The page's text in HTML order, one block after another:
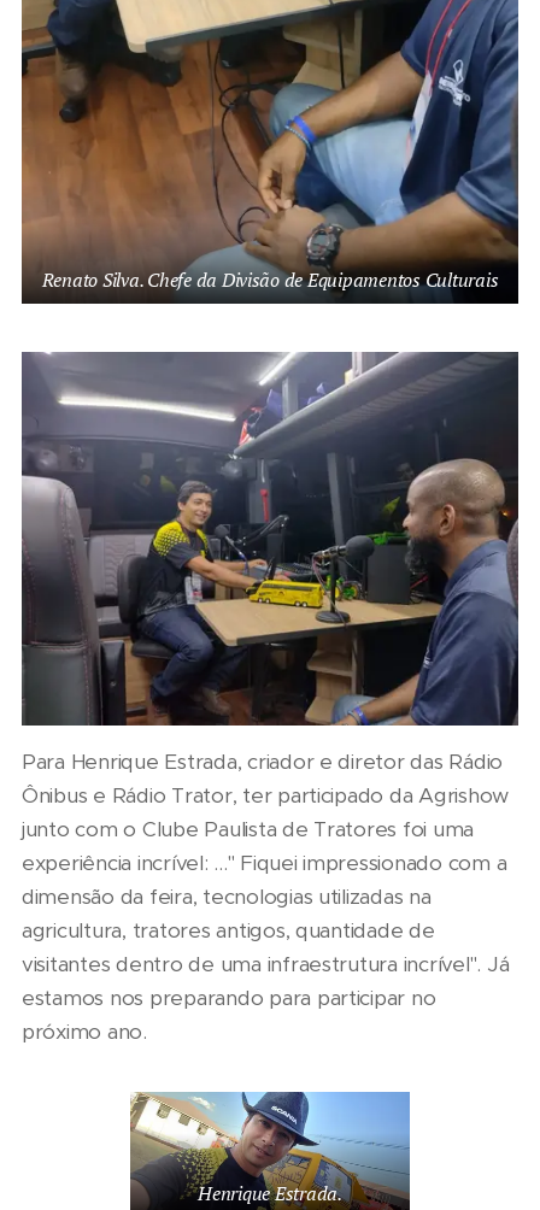
Renato Silva. Chefe da Divisão de Equipamentos Culturais
Para Henrique Estrada, criador e diretor das Rádio
Ônibus e Rádio Trator, ter participado da Agrishow
junto com o Clube Paulista de Tratores foi uma
experiência incrível: ..." Fiquei impressionado com a
dimensão da feira, tecnologias utilizadas na
agricultura, tratores antigos, quantidade de
visitantes dentro de uma infraestrutura incrível". Já
estamos nos preparando para participar no
próximo ano.
Henrique Estrada.